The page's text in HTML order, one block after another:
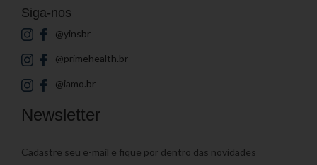
Siga-nos
@yinsbr
@primehealth.br
@iamo.br
Newsletter
Cadastre seu e-mail e fique por dentro das novidades